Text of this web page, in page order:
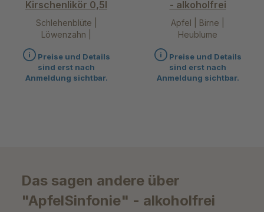
Kirschenlikör 0,5l
Schlehenblüte |
Löwenzahn |
Mädesüß
Preise und Details
sind erst nach
Anmeldung sichtbar.
- alkoholfrei
Apfel | Birne |
Heublume
Preise und Details
sind erst nach
Anmeldung sichtbar.
Das sagen andere über
"ApfelSinfonie" - alkoholfrei